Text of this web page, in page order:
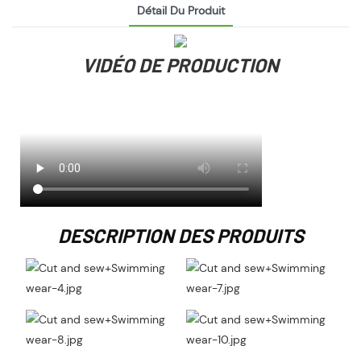
Détail Du Produit
VIDÉO DE PRODUCTION
DESCRIPTION DES PRODUITS